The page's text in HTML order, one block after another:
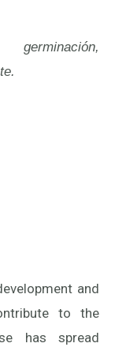
germinación,
and
to the
has spread